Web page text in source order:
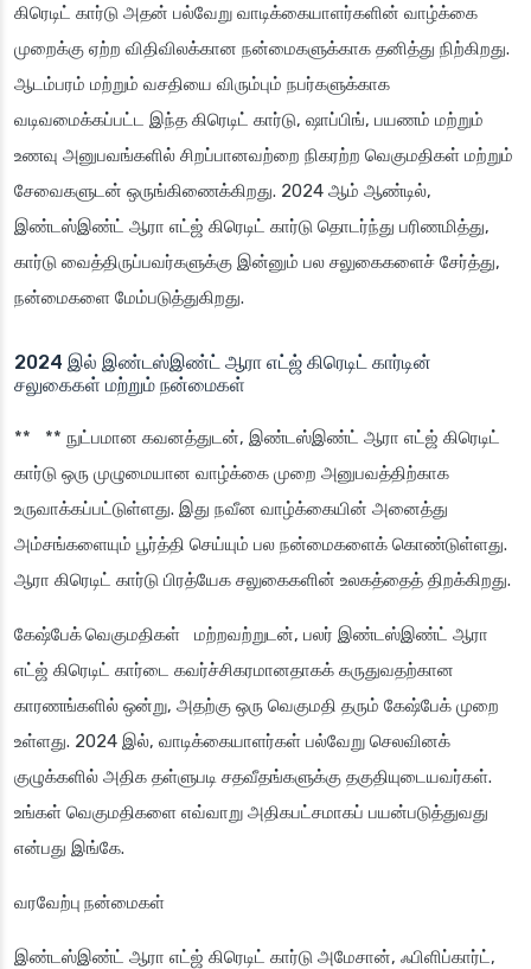
கிரெடிட் கார்டு அதன் பல்வேறு வாடிக்கையாளர்களின் வாழ்க்கை
முறைக்கு ஏற்ற விதிவிலக்கான நன்மைகளுக்காக தனித்து நிற்கிறது.
ஆடம்பரம் மற்றும் வசதியை விரும்பும் நபர்களுக்காக
வடிவமைக்கப்பட்ட இந்த கிரெடிட் கார்டு, ஷாப்பிங், பயணம் மற்றும்
உணவு அனுபவங்களில் சிறப்பானவற்றை நிகரற்ற வெகுமதிகள் மற்றும்
சேவைகளுடன் ஒருங்கிணைக்கிறது. 2024 ஆம் ஆண்டில்,
இண்டஸ்இண்ட் ஆரா எட்ஜ் கிரெடிட் கார்டு தொடர்ந்து பரிணமித்து,
கார்டு வைத்திருப்பவர்களுக்கு இன்னும் பல சலுகைகளைச் சேர்த்து,
நன்மைகளை மேம்படுத்துகிறது.
2024 இல் இண்டஸ்இண்ட் ஆரா எட்ஜ் கிரெடிட் கார்டின்
சலுகைகள் மற்றும் நன்மைகள்
** ** நுட்பமான கவனத்துடன், இண்டஸ்இண்ட் ஆரா எட்ஜ் கிரெடிட்
கார்டு ஒரு முழுமையான வாழ்க்கை முறை அனுபவத்திற்காக
உருவாக்கப்பட்டுள்ளது. இது நவீன வாழ்க்கையின் அனைத்து
அம்சங்களையும் பூர்த்தி செய்யும் பல நன்மைகளைக் கொண்டுள்ளது.
ஆரா கிரெடிட் கார்டு பிரத்யேக சலுகைகளின் உலகத்தைத் திறக்கிறது.
கேஷ்பேக் வெகுமதிகள் மற்றவற்றுடன், பலர் இண்டஸ்இண்ட் ஆரா
எட்ஜ் கிரெடிட் கார்டை கவர்ச்சிகரமானதாகக் கருதுவதற்கான
காரணங்களில் ஒன்று, அதற்கு ஒரு வெகுமதி தரும் கேஷ்பேக் முறை
உள்ளது. 2024 இல், வாடிக்கையாளர்கள் பல்வேறு செலவினக்
குழுக்களில் அதிக தள்ளுபடி சதவீதங்களுக்கு தகுதியுடையவர்கள்.
உங்கள் வெகுமதிகளை எவ்வாறு அதிகபட்சமாகப் பயன்படுத்துவது
என்பது இங்கே.
வரவேற்பு நன்மைகள்
இண்டஸ்இண்ட் ஆரா எட்ஜ் கிரெடிட் கார்டு அமேசான், ஃபிளிப்கார்ட்,